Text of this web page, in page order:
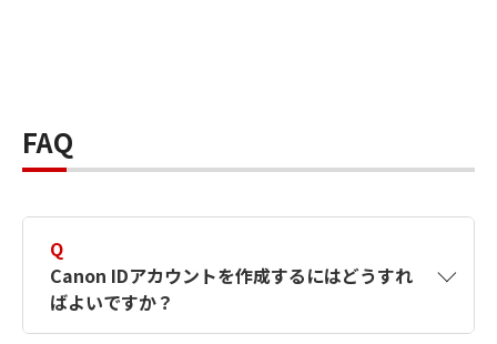
FAQ
Q
Canon IDアカウントを作成するにはどうすれ
ばよいですか？